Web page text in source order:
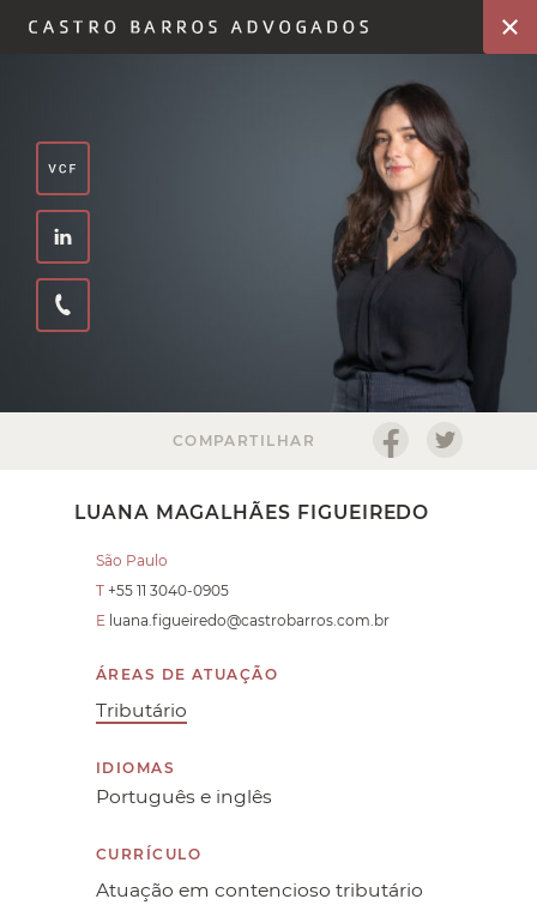
COMPARTILHAR
LUANA MAGALHÃES FIGUEIREDO
São Paulo
T +55 11 3040-0905
E luana.figueiredo@castrobarros.com.br
ÁREAS DE ATUAÇÃO
Tributário
IDIOMAS
Português e inglês
CURRÍCULO
Atuação em contencioso tributário